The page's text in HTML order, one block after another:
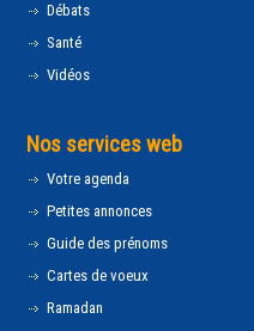
Débats
Santé
Vidéos
Nos services web
Votre agenda
Petites annonces
Guide des prénoms
Cartes de voeux
Ramadan